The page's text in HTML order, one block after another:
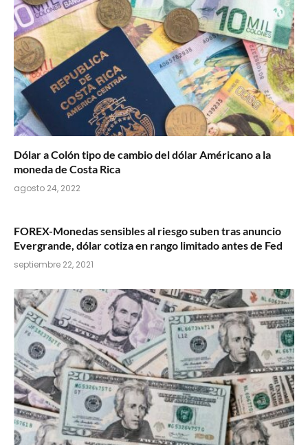
Dólar a Colón tipo de cambio del dólar Américano a la
moneda de Costa Rica
agosto 24, 2022
FOREX-Monedas sensibles al riesgo suben tras anuncio
Evergrande, dólar cotiza en rango limitado antes de Fed
septiembre 22, 2021